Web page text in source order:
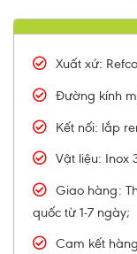
Xuất xứ:
Đường kính
Kết nối: lắp
Vật liệu: Inox
Giao hàng:
quốc từ 1-7 ngày;
Cam kết